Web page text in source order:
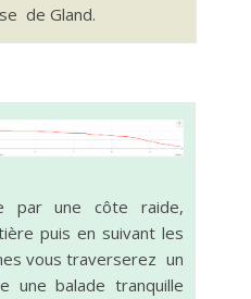
de Gland.
par une côte raide,
puis en suiv­ant les
vous tra­verserez un
une balade tran­quille